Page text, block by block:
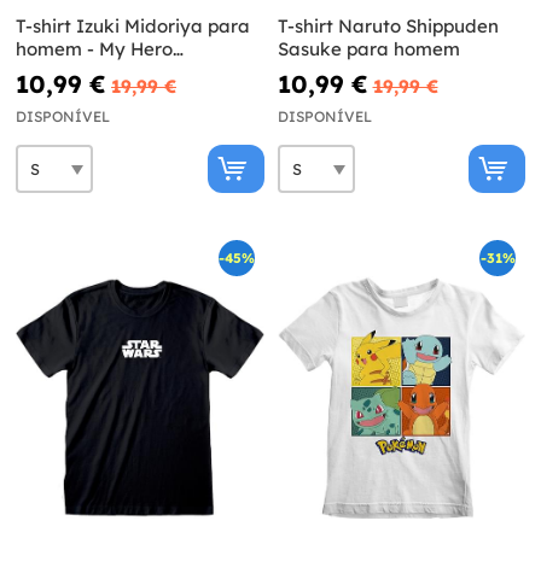
T-shirt Izuki Midoriya para
homem - My Hero
Academia
10,99 € 19,99 €
DISPONÍVEL
T-shirt Naruto Shippuden
Sasuke para homem
10,99 € 19,99 €
DISPONÍVEL
-45% -31%